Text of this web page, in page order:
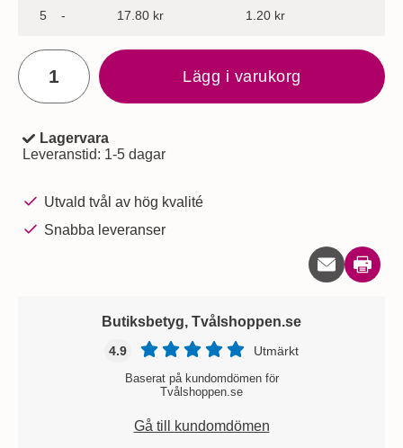
5
- 17.80 kr 1.20 kr
antal
Lägg i varukorg
Tillgänglighet:
Lagervara
Leveranstid: 1-5 dagar
Utvald tvål av hög kvalité
Snabba leveranser
Skriv
Butiksbetyg, Tvålshoppen.se
4.9 Utmärkt
Baserat på kundomdömen för
Tvålshoppen.se
Gå till kundomdömen